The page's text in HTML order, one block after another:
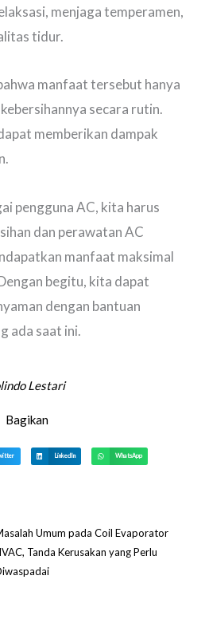
menjaga temperamen,
tidur.
manfaat tersebut hanya
secara rutin.
memberikan dampak
pengguna AC, kita harus
dan perawatan AC
manfaat maksimal
begitu, kita dapat
dengan bantuan
ada saat ini.
Lestari
Bagikan
LinkedIn WhatsApp
Umum pada Coil Evaporator
Tanda Kerusakan yang Perlu